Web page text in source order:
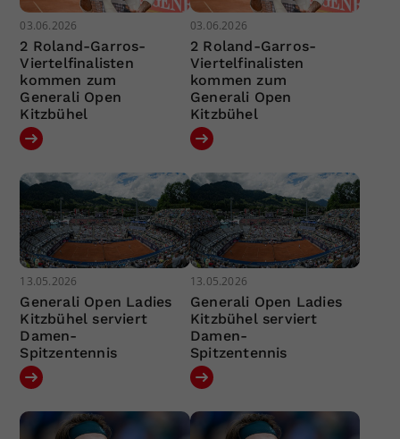
03.06.2026
2 Roland-Garros-
Viertelfinalisten
kommen zum
Generali Open
Kitzbühel
03.06.2026
2 Roland-Garros-
Viertelfinalisten
kommen zum
Generali Open
Kitzbühel
13.05.2026
Generali Open Ladies
Kitzbühel serviert
Damen-
Spitzentennis
13.05.2026
Generali Open Ladies
Kitzbühel serviert
Damen-
Spitzentennis